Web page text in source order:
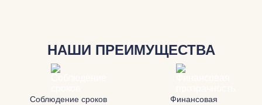
НАШИ ПРЕИМУЩЕСТВА
Соблюдение сроков
Финансовая